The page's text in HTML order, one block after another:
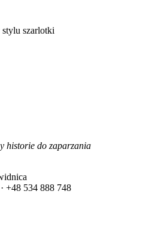
stylu szarlotki
historie do zaparzania
+48 534 888 748